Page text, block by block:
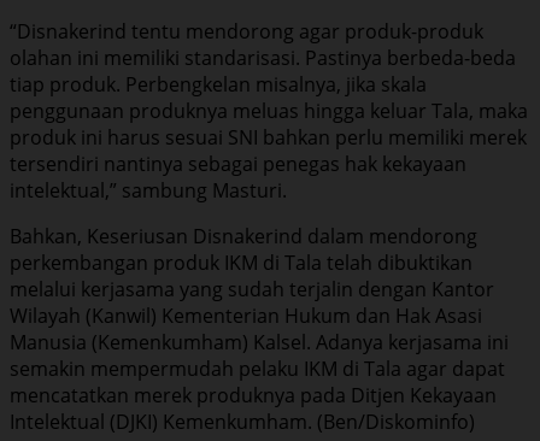
“Disnakerind tentu mendorong agar produk-produk
olahan ini memiliki standarisasi. Pastinya berbeda-beda
tiap produk. Perbengkelan misalnya, jika skala
penggunaan produknya meluas hingga keluar Tala, maka
produk ini harus sesuai SNI bahkan perlu memiliki merek
tersendiri nantinya sebagai penegas hak kekayaan
intelektual,” sambung Masturi.
Bahkan, Keseriusan Disnakerind dalam mendorong
perkembangan produk IKM di Tala telah dibuktikan
melalui kerjasama yang sudah terjalin dengan Kantor
Wilayah (Kanwil) Kementerian Hukum dan Hak Asasi
Manusia (Kemenkumham) Kalsel. Adanya kerjasama ini
semakin mempermudah pelaku IKM di Tala agar dapat
mencatatkan merek produknya pada Ditjen Kekayaan
Intelektual (DJKI) Kemenkumham. (Ben/Diskominfo)